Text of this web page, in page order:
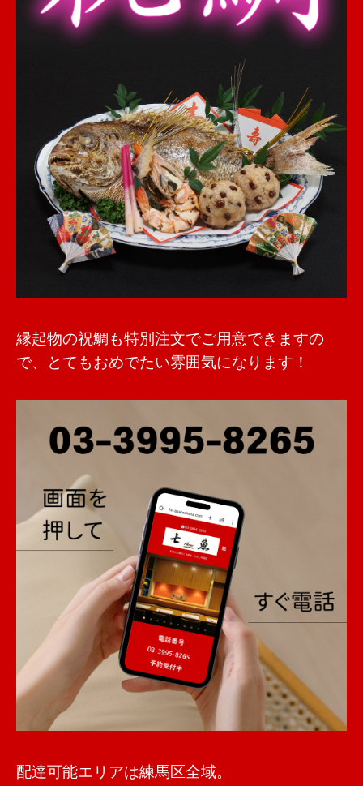
縁起物の祝鯛も特別注文でご用意できますの
で、とてもおめでたい雰囲気になります！
配達可能エリアは練馬区全域。